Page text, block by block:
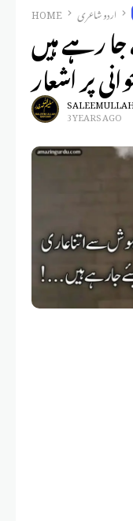
HOME اردو شاعری
رہے ہیں
پر اشعار
SALEEM
3 YEARS AGO